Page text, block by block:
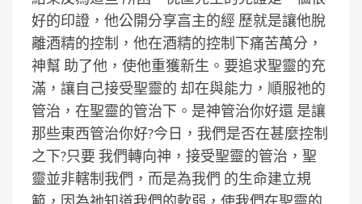
好的印證，他公開分享亯主的經 歷就是讓他脫
離酒精的控制，他在酒精的控制下痛苦萬分，
神幫 助了他，使他重獲新生。要追求聖靈的充
滿，讓自己接受聖靈的 却在與能力，順服祂的
管治，在聖靈的管治下。是神管治你好還 是讓
那些東西管治你好?今日，我們是否在甚麼控制
之下?只要 我們轉向神，接受聖靈的管治，聖
靈並非轄制我們，而是為我們 的生命建立規